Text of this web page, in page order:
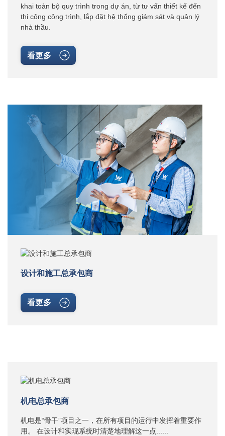
khai toàn bộ quy trình trong dự án, từ tư vấn thiết kế đến
thi công công trình, lắp đặt hệ thống giám sát và quản lý
nhà thầu.
看更多
设计和施工总承包商
看更多
机电总承包商
机电是“骨干”项目之一，在所有项目的运行中发挥着重要作
用。 在设计和实现系统时清楚地理解这一点......